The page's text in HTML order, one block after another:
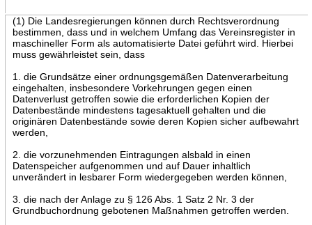
(1) Die Landesregierungen können durch Rechtsverordnung
bestimmen, dass und in welchem Umfang das Vereinsregister in
maschineller Form als automatisierte Datei geführt wird. Hierbei
muss gewährleistet sein, dass
1. die Grundsätze einer ordnungsgemäßen Datenverarbeitung
eingehalten, insbesondere Vorkehrungen gegen einen
Datenverlust getroffen sowie die erforderlichen Kopien der
Datenbestände mindestens tagesaktuell gehalten und die
originären Datenbestände sowie deren Kopien sicher aufbewahrt
werden,
2. die vorzunehmenden Eintragungen alsbald in einen
Datenspeicher aufgenommen und auf Dauer inhaltlich
unverändert in lesbarer Form wiedergegeben werden können,
3. die nach der Anlage zu § 126 Abs. 1 Satz 2 Nr. 3 der
Grundbuchordnung gebotenen Maßnahmen getroffen werden.